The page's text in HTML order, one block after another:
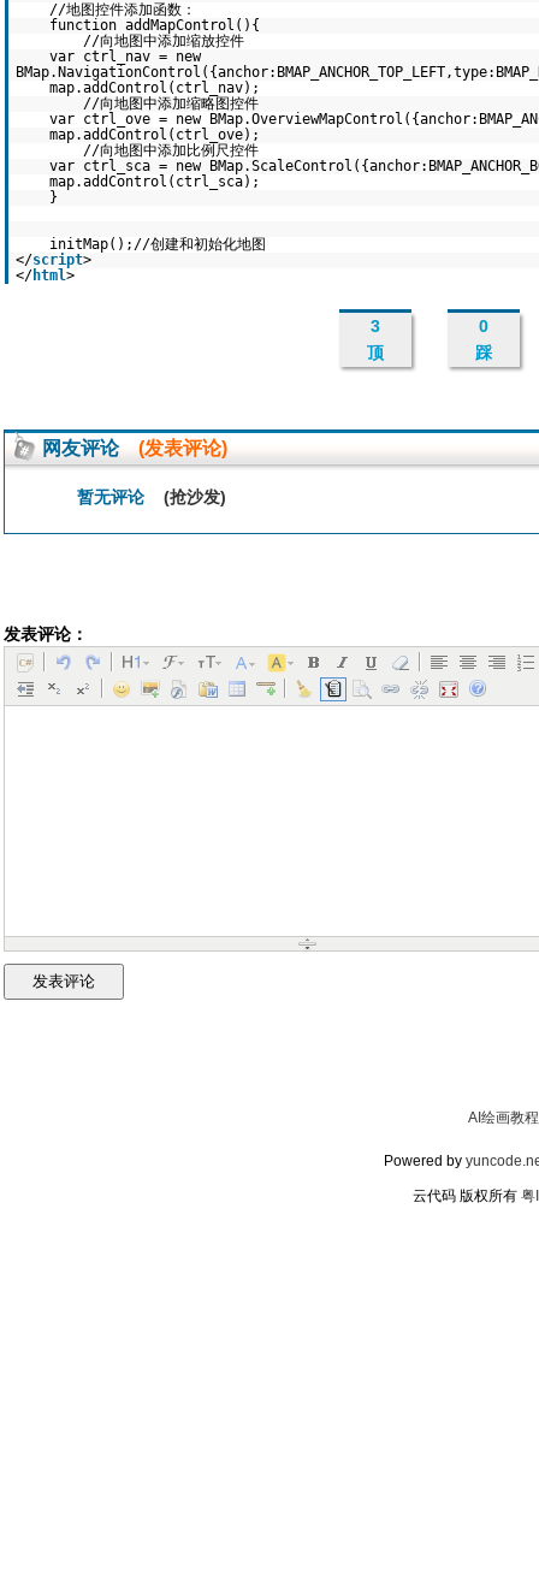
//地图控件添加函数：
function addMapControl(){
//向地图中添加缩放控件
var ctrl_nav = new
map.addControl(ctrl_nav);
//向地图中添加缩略图控件
var ctrl_ove = new
map.addControl(ctrl_ove);
//向地图中添加比例尺控件
var ctrl_sca = new
map.addControl(ctrl_sca);
}
initMap();//创建和初始化地图
</script>
</html>
3
顶
0
踩
网友评论 (发表评论)
暂无评论 (抢沙发)
发表评论：
AI绘画教程
Powered by
云代码 版权所有 粤